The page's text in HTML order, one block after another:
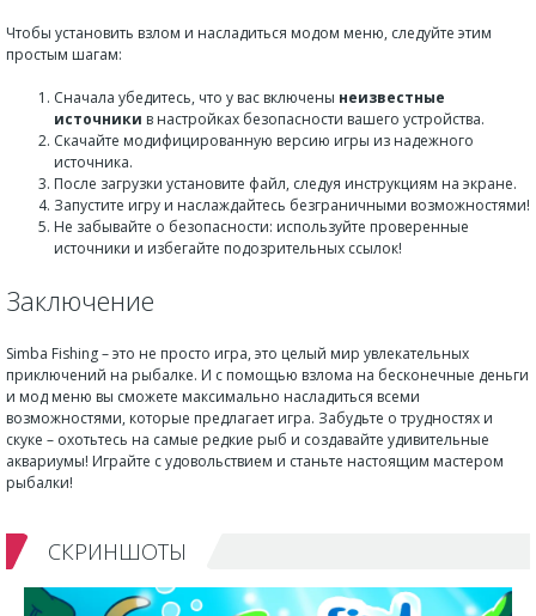
Чтобы установить взлом и насладиться модом меню, следуйте этим
простым шагам:
Сначала убедитесь, что у вас включены неизвестные
источники в настройках безопасности вашего устройства.
Скачайте модифицированную версию игры из надежного
источника.
После загрузки установите файл, следуя инструкциям на экране.
Запустите игру и наслаждайтесь безграничными возможностями!
Не забывайте о безопасности: используйте проверенные
источники и избегайте подозрительных ссылок!
Заключение
Simba Fishing – это не просто игра, это целый мир увлекательных
приключений на рыбалке. И с помощью взлома на бесконечные деньги
и мод меню вы сможете максимально насладиться всеми
возможностями, которые предлагает игра. Забудьте о трудностях и
скуке – охотьтесь на самые редкие рыб и создавайте удивительные
аквариумы! Играйте с удовольствием и станьте настоящим мастером
рыбалки!
СКРИНШОТЫ